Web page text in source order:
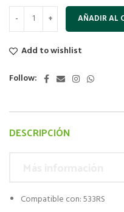
AÑADIR AL
Add to wishlist
Follow:
DESCRIPCIÓN
Compatible con: 533RS